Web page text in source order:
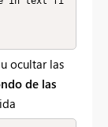
ocultar las
de las